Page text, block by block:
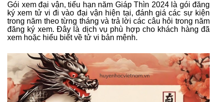
Gói xem đại vận, tiểu hạn năm Giáp Thìn 2024 là gói đăng
ký xem tử vi đi vào đại vận hiện tại, đánh giá các sự kiện
trong năm theo từng tháng và trả lời các câu hỏi trong năm
đăng ký xem. Đây là dịch vụ phù hợp cho khách hàng đã
xem hoặc hiểu biết về tử vi bản mệnh.